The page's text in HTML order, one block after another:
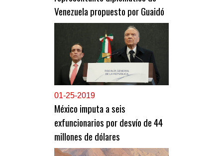
Venezuela propuesto por Guaidó
01-25-2019
México imputa a seis
exfuncionarios por desvío de 44
millones de dólares